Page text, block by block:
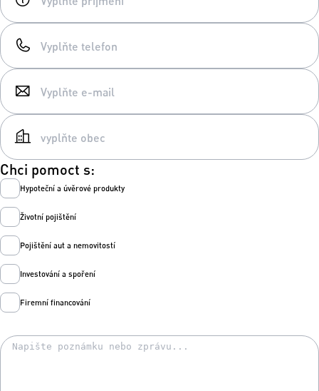
Chci pomoct s:
Hypoteční a úvěrové produkty
Životní pojištění
Pojištění aut a nemovitostí
Investování a spoření
Firemní financování